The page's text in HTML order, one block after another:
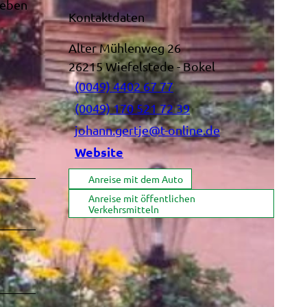
Kontaktdaten
Alter Mühlenweg 26
26215Wiefelstede- Bokel
(0049) 4402 67 77
(0049) 170 521 72 39
johann.gertje@t-online.de
Website
Anreise mit dem Auto
Anreise mit öffentlichen
Verkehrsmitteln